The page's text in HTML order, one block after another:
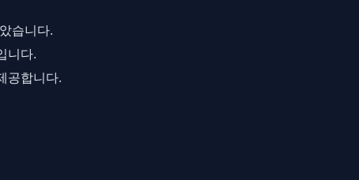
습니다.
니다.
공합니다.